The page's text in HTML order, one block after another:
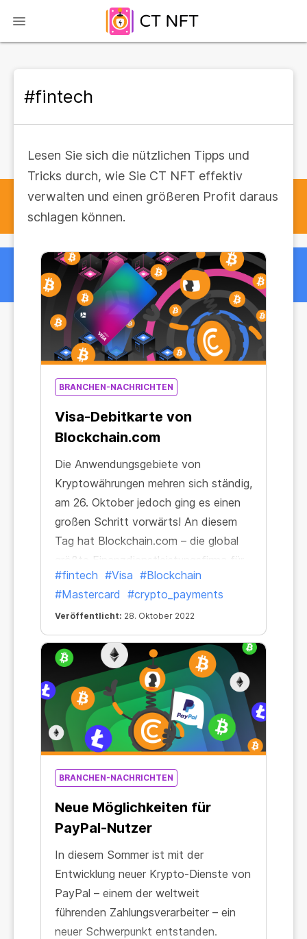
#fintech
Lesen Sie sich die nützlichen Tipps und
Tricks durch, wie Sie CT NFT effektiv
verwalten und einen größeren Profit daraus
schlagen können.
BRANCHEN-NACHRICHTEN
Visa-Debitkarte von
Blockchain.com
Die Anwendungsgebiete von
Kryptowährungen mehren sich ständig,
am 26. Oktober jedoch ging es einen
großen Schritt vorwärts! An diesem
Tag hat Blockchain.com – die global
größte Finanzdienstleistungsfirma für
Kryptowährungen – der Welt ihre neue
Blockchain.com Visa® Card gezeigt.
#fintech #Visa #Blockchain
#Mastercard #crypto_payments
Veröffentlicht: 28. Oktober 2022
BRANCHEN-NACHRICHTEN
Neue Möglichkeiten für
PayPal-Nutzer
In diesem Sommer ist mit der
Entwicklung neuer Krypto-Dienste von
PayPal – einem der weltweit
führenden Zahlungsverarbeiter – ein
neuer Schwerpunkt entstanden.